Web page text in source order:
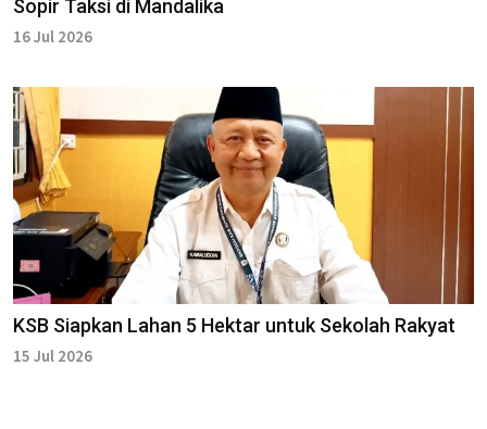
Sopir Taksi di Mandalika
16 Jul 2026
KSB Siapkan Lahan 5 Hektar untuk Sekolah Rakyat
15 Jul 2026